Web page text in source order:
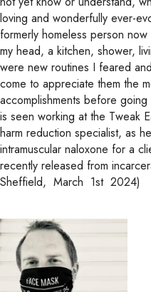
loving and wonderfully ever-
formerly homeless person
my head, a kitchen, shower,
were new routines I feared
come to appreciate them the
accomplishments before
is seen working at the Tweak
harm reduction specialist, as
intramuscular naloxone for a
recently released from
Sheffield, March 1st 2024)